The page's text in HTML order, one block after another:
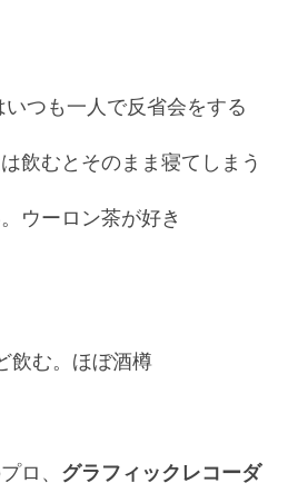
つも一人で反省会をする
飲むとそのまま寝てしまう
ウーロン茶が好き
飲む。ほぼ酒樽
ロ、 グラフィックレコーダ